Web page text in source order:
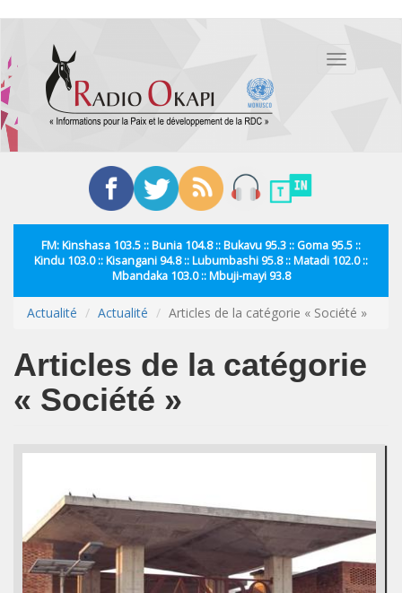
contenu
principal
Toggle
FM: Kinshasa 103.5 :: Bunia 104.8 :: Bukavu 95.3 :: Goma 95.5 ::
Kindu 103.0 :: Kisangani 94.8 :: Lubumbashi 95.8 :: Matadi 102.0 ::
Mbandaka 103.0 :: Mbuji-mayi 93.8
Actualité Actualité Articles de la catégorie « Société »
Articles de la catégorie
« Société »